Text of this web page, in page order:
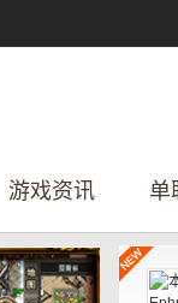
游戏资讯 单